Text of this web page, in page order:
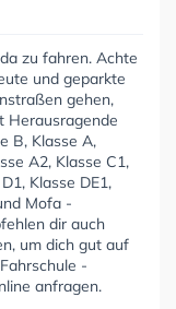
zu fahren. Achte
und geparkte
gehen,
Herausragende
B, Klasse A,
A2, Klasse C1,
Klasse DE1,
Mofa -
dir auch
um dich gut auf
-
anfragen.